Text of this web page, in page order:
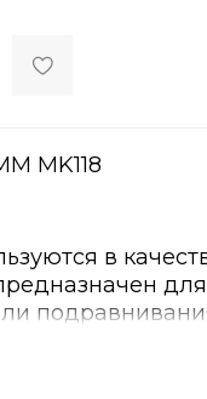
MK118
в
стали и